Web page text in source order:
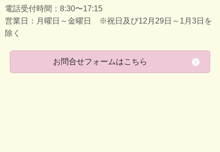
電話受付時間：8:30〜17:15
営業日：月曜日～金曜日 ※祝日及び12月29日～1月3日を
除く
お問合せフォームはこちら